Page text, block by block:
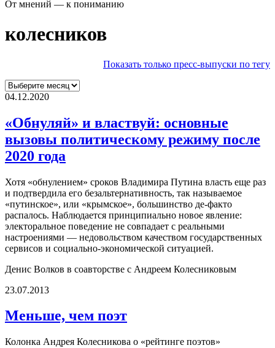
От мнений — к пониманию
колесников
Показать только пресс-выпуски по тегу
04.12.2020
«Обнуляй» и властвуй: основные
вызовы политическому режиму после
2020 года
Хотя «обнулением» сроков Владимира Путина власть еще раз
и подтвердила его безальтернативность, так называемое
«путинское», или «крымское», большинство де-факто
распалось. Наблюдается принципиально новое явление:
электоральное поведение не совпадает с реальными
настроениями — недовольством качеством государственных
сервисов и социально-экономической ситуацией.
Денис Волков в соавторстве с Андреем Колесниковым
23.07.2013
Меньше, чем поэт
Колонка Андрея Колесникова о «рейтинге поэтов»